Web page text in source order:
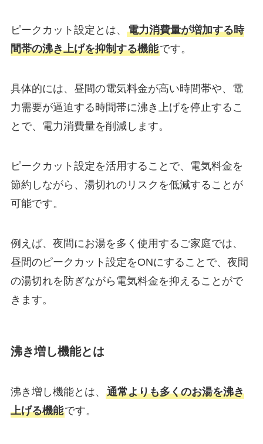
ピークカット設定とは、 電力消費量が増加する時
間帯の沸き上げを抑制する機能です。
具体的には、昼間の電気料金が高い時間帯や、電
力需要が逼迫する時間帯に沸き上げを停止するこ
とで、電力消費量を削減します。
ピークカット設定を活用することで、電気料金を
節約しながら、湯切れのリスクを低減することが
可能です。
例えば、夜間にお湯を多く使用するご家庭では、
昼間のピークカット設定をONにすることで、夜間
の湯切れを防ぎながら電気料金を抑えることがで
きます。
沸き増し機能とは
沸き増し機能とは、 通常よりも多くのお湯を沸き
上げる機能です。